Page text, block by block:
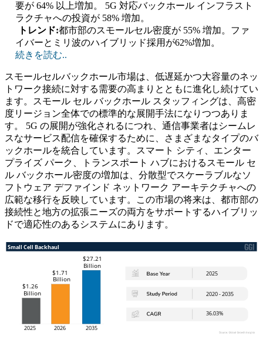
要が 64% 以上増加。 5G 対応バックホール インフラスト
ラクチャへの投資が 58% 増加。
トレンド:都市部のスモールセル密度が 55% 増加。ファ
イバーとミリ波のハイブリッド採用が62%増加。
続きを読む..
スモールセルバックホール市場は、低遅延かつ大容量のネッ
トワーク接続に対する需要の高まりとともに進化し続けてい
ます。スモール セル バックホール スタッフィングは、高密
度リージョン全体での標準的な展開手法になりつつありま
す。 5G の展開が強化されるにつれ、通信事業者はシームレ
スなサービス配信を確保するために、さまざまなタイプのバ
ックホールを統合しています。スマート シティ、エンター
プライズ パーク、トランスポート ハブにおけるスモール セ
ル バックホール密度の増加は、分散型でスケーラブルなソ
フトウェア デファインド ネットワーク アーキテクチャへの
広範な移行を反映しています。この市場の将来は、都市部の
接続性と地方の拡張ニーズの両方をサポートするハイブリッ
ドで適応性のあるシステムにあります。